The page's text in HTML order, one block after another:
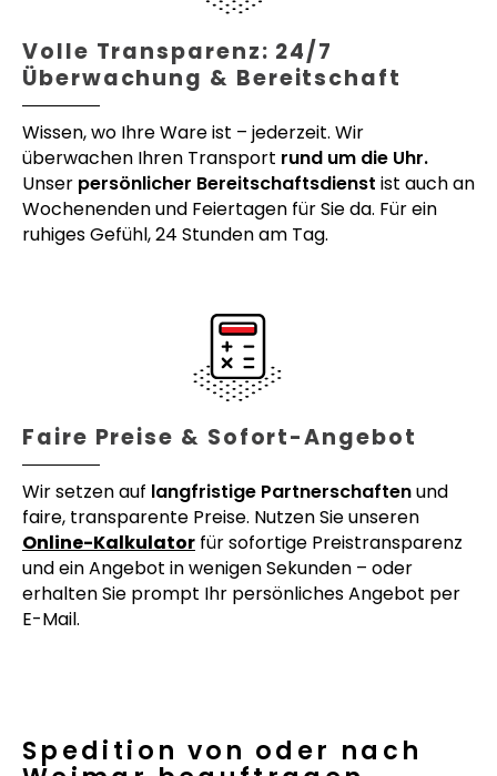
Volle Transparenz: 24/7
Überwachung & Bereitschaft
Wissen, wo Ihre Ware ist – jederzeit. Wir
überwachen Ihren Transport rund um die Uhr.
Unser persönlicher Bereitschaftsdienst ist auch an
Wochenenden und Feiertagen für Sie da. Für ein
ruhiges Gefühl, 24 Stunden am Tag.
Faire Preise & Sofort-Angebot
Wir setzen auf langfristige Partnerschaftenund
faire, transparente Preise. Nutzen Sie unseren
Online-Kalkulator für sofortige Preistransparenz
und ein Angebot in wenigen Sekunden – oder
erhalten Sie prompt Ihr persönliches Angebot per
E-Mail.
Spedition von oder nach